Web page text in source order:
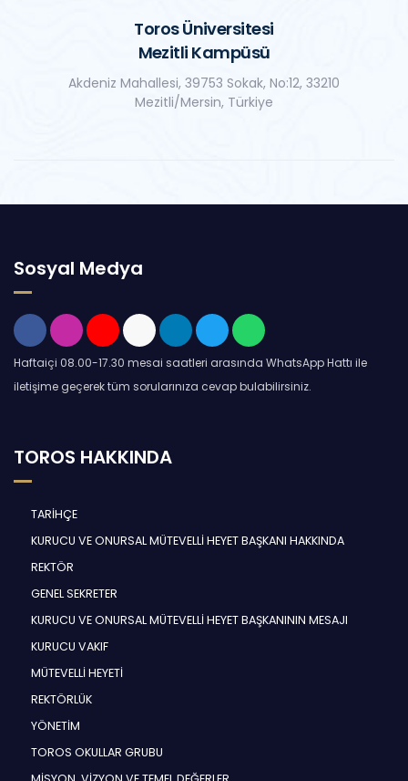
Toros Üniversitesi
Mezitli Kampüsü
Akdeniz Mahallesi, 39753 Sokak, No:12, 33210
Mezitli/Mersin, Türkiye
Sosyal Medya
Haftaiçi 08.00-17.30 mesai saatleri arasında WhatsApp Hattı ile
iletişime geçerek tüm sorularınıza cevap bulabilirsiniz.
TOROS HAKKINDA
TARİHÇE
KURUCU VE ONURSAL MÜTEVELLİ HEYET BAŞKANI HAKKINDA
REKTÖR
GENEL SEKRETER
KURUCU VE ONURSAL MÜTEVELLİ HEYET BAŞKANININ MESAJI
KURUCU VAKIF
MÜTEVELLİ HEYETİ
REKTÖRLÜK
YÖNETİM
TOROS OKULLAR GRUBU